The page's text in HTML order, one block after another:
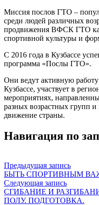
Миссия послов ГТО –
среди людей различных
продвижения ВФСК ГТО
спортивной культуры и
С 2016 года в Кузбассе
программа «Послы ГТО».
Они ведут активную
Кузбассе, участвует в
мероприятиях,
разных возрастных групп и
движение страны.
Навигация по
Предыдущая запись
БЫТЬ СПОРТИВНЫМ
Следующая запись
СГИБАНИЕ И
ПОЛУ. ПОДГОТОВКА.